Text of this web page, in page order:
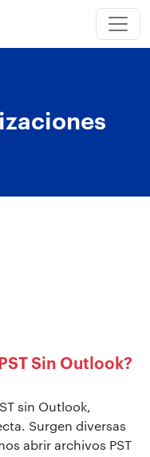
Sin Outlook?
sin Outlook,
Surgen diversas
abrir archivos PST